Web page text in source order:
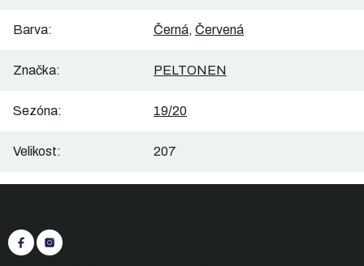
Barva: Černá, Červená
Značka: PELTONEN
Sezóna: 19/20
Velikost: 207
a